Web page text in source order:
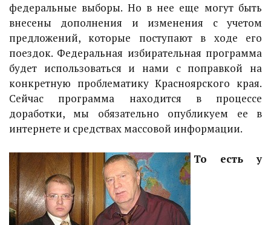
федеральные выборы. Но в нее еще могут быть
внесены дополнения и изменения с учетом
предложений, которые поступают в ходе его
поездок. Федеральная избирательная программа
будет использоваться и нами с поправкой на
конкретную проблематику Красноярского края.
Сейчас программа находится в процессе
доработки, мы обязательно опубликуем ее в
интернете и средствах массовой информации.
То есть у